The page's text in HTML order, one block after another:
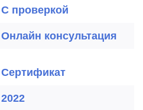
С проверкой
Онлайн консультация
Сертификат
2022